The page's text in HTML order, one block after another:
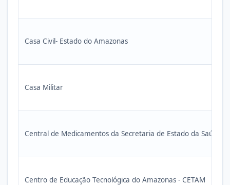
Casa Civil- Estado do Amazonas
Casa Militar
Central de Medicamentos da Secretaria de Estado da Saúde
Centro de Educação Tecnológica do Amazonas - CETAM